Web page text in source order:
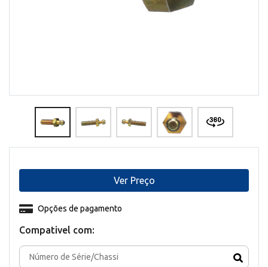
Compativel com:
Opções de pagamento
Ver Preço